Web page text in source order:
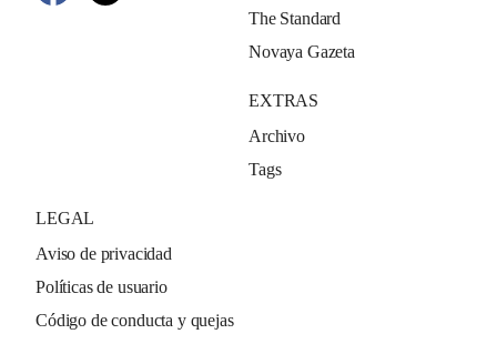
The Standard
Novaya Gazeta
EXTRAS
Archivo
Tags
LEGAL
Aviso de privacidad
Políticas de usuario
Código de conducta y quejas